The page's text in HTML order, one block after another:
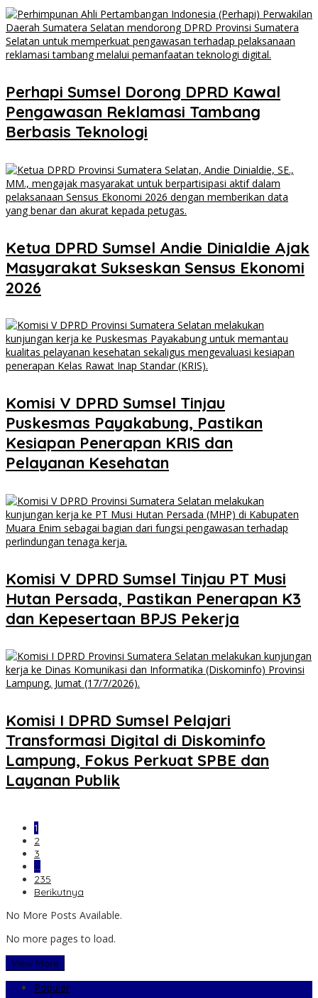
Perhapi Sumsel Dorong DPRD Kawal
Pengawasan Reklamasi Tambang
Berbasis Teknologi
Ketua DPRD Sumsel Andie Dinialdie Ajak
Masyarakat Sukseskan Sensus Ekonomi
2026
Komisi V DPRD Sumsel Tinjau
Puskesmas Payakabung, Pastikan
Kesiapan Penerapan KRIS dan
Pelayanan Kesehatan
Komisi V DPRD Sumsel Tinjau PT Musi
Hutan Persada, Pastikan Penerapan K3
dan Kepesertaan BPJS Pekerja
Komisi I DPRD Sumsel Pelajari
Transformasi Digital di Diskominfo
Lampung, Fokus Perkuat SPBE dan
Layanan Publik
1
2
3
235
Berikutnya
No More Posts Available.
No more pages to load.
View More
Populer